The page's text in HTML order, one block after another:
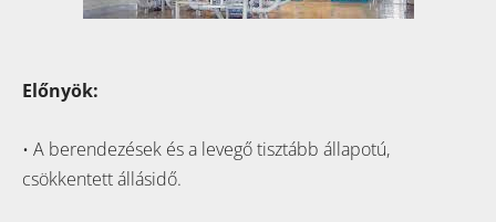
Előnyök:
• A berendezések és a levegő tisztább állapotú,
csökkentett állásidő.